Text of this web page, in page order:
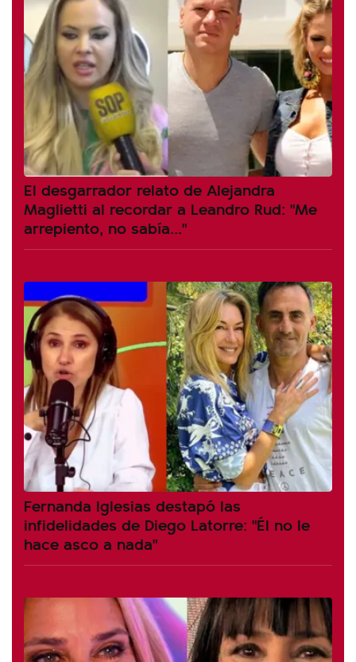
El desgarrador relato de Alejandra
Maglietti al recordar a Leandro Rud: "Me
arrepiento, no sabía..."
Fernanda Iglesias destapó las
infidelidades de Diego Latorre: "Él no le
hace asco a nada"